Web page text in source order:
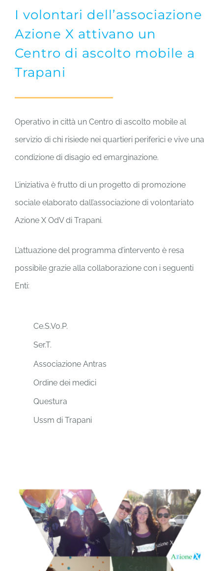
I volontari dell’associazione
Azione X attivano un
Centro di ascolto mobile a
Trapani
Operativo in città un Centro di ascolto mobile al
servizio di chi risiede nei quartieri periferici e vive una
condizione di disagio ed emarginazione.
L’iniziativa è frutto di un progetto di promozione
sociale elaborato dall’associazione di volontariato
Azione X OdV di Trapani.
L’attuazione del programma d’intervento è resa
possibile grazie alla collaborazione con i seguenti
Enti:
Ce.S.Vo.P.
Ser.T.
Associazione Antras
Ordine dei medici
Questura
Ussm di Trapani